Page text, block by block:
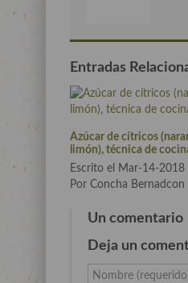
Entradas
Azúcar de cítricos
limón), técnica de
Escrito el Mar-14-2018
Por Concha Bernadcon
Un comentario
Deja un
Nombre